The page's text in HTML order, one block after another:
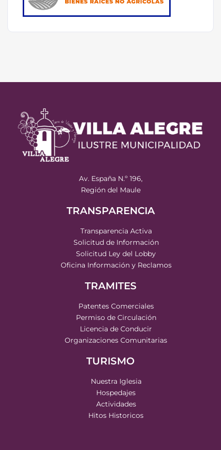
Av. España N.º 196,
Región del Maule
TRANSPARENCIA
Transparencia Activa
Solicitud de Información
Solicitud Ley del Lobby
Oficina Información y Reclamos
TRAMITES
Patentes Comerciales
Permiso de Circulación
Licencia de Conducir
Organizaciones Comunitarias
TURISMO
Nuestra Iglesia
Hospedajes
Actividades
Hitos Historicos